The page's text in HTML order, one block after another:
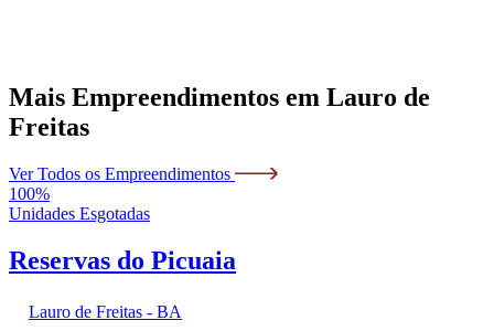
Mais Empreendimentos em Lauro de
Freitas
Ver Todos os Empreendimentos
100%
Unidades Esgotadas
Reservas do Picuaia
Lauro de Freitas - BA